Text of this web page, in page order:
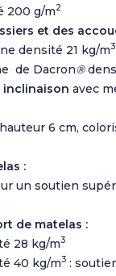
200 g/m2
et des
densité 21 kg/m3
de Dacron®
inclinaison avec
6 cm,
:
un soutien
de matelas :
28 kg/m3
40 kg/m3 :